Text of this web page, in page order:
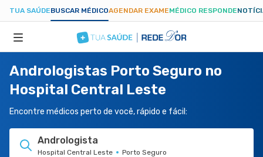
TUA SAÚDEBUSCAR MÉDICOAGENDAR EXAMEMÉDICO RESPONDE
ESPECIALIDADES
HOSPITAIS
TUASAUDE.COM
Andrologistas Porto Seguro no
Hospital Central Leste
Encontre médicos perto de você, rápido e fácil:
Andrologista
Hospital Central Leste Porto Seguro